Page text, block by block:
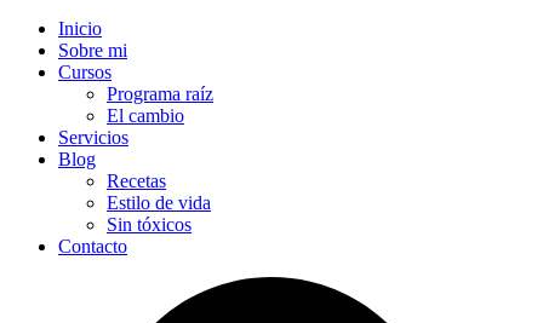
Inicio
Sobre mi
Cursos
Programa raíz
El cambio
Servicios
Blog
Recetas
Estilo de vida
Sin tóxicos
Contacto